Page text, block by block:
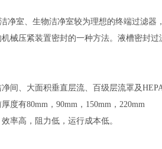
室、生物洁净室较为理想的终端过滤器
械压紧装置密封的一种方法。液槽密封
间、大面积垂直层流、百级层流罩及
度有80mm，90mm，150mm，220mm
率高，阻力低，运行成本低。